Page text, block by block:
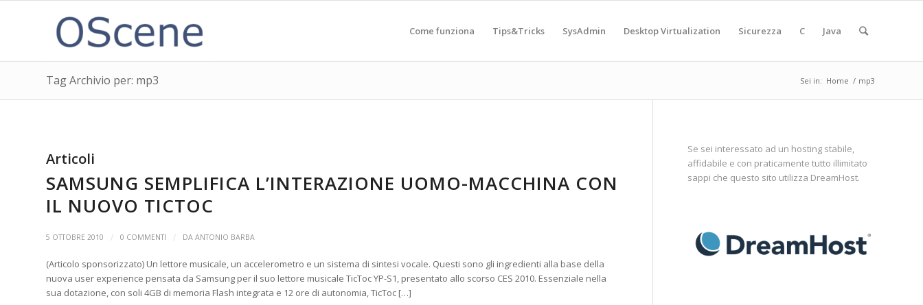
Come funziona Tips&Tricks SysAdmin Desktop Virtualization Sicurezza C Java
Tag Archivio per: mp3 Sei in: Home / mp3
Articoli
SAMSUNG SEMPLIFICA L’INTERAZIONE UOMO-MACCHINA CON
IL NUOVO TICTOC
5 OTTOBRE 2010 / 0 COMMENTI / DA ANTONIO BARBA
(Articolo sponsorizzato) Un lettore musicale, un accelerometro e un sistema di sintesi vocale. Questi sono gli ingredienti alla base della
nuova user experience pensata da Samsung per il suo lettore musicale TicToc YP-S1, presentato allo scorso CES 2010. Essenziale nella
sua dotazione, con soli 4GB di memoria Flash integrata e 12 ore di autonomia, TicToc […]
Se sei interessato ad un hosting stabile,
affidabile e con praticamente tutto illimitato
sappi che questo sito utilizza DreamHost.